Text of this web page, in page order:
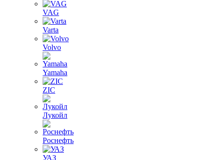
VAG
Varta
Volvo
Yamaha
ZIC
Лукойл
Роснефть
УАЗ